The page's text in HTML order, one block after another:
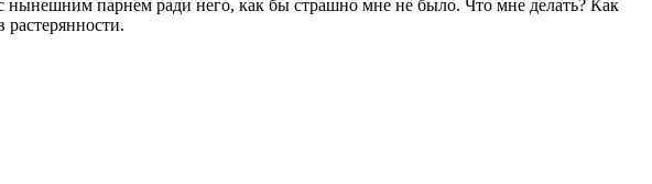
парнем ради него, как бы страшно мне не было. Что мне делать? Как